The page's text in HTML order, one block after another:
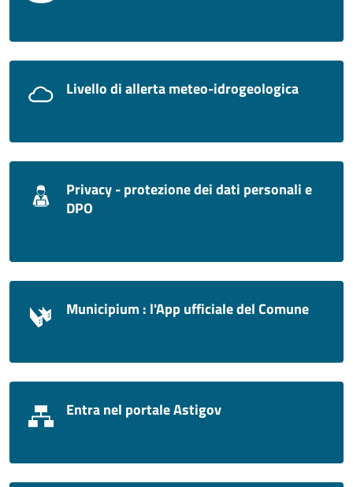
Livello di allerta meteo-idrogeologica
Privacy - protezione dei dati personali e
DPO
Municipium : l'App ufficiale del Comune
Entra nel portale Astigov